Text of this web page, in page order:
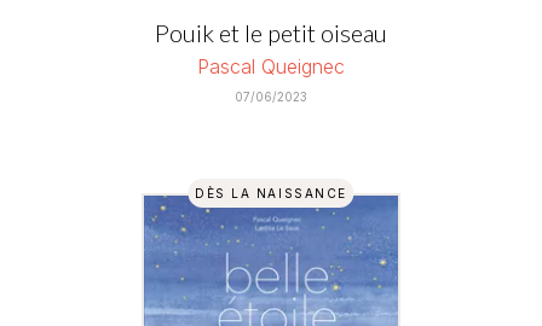
Pouik et le petit oiseau
Pascal Queignec
07/06/2023
DÈS LA NAISSANCE